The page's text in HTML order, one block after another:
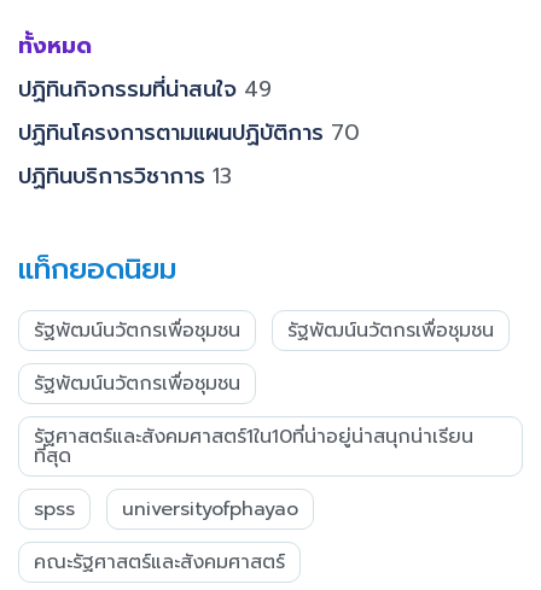
ทั้งหมด
ปฏิทินกิจกรรมที่น่าสนใจ 49
ปฏิทินโครงการตามแผนปฏิบัติการ 70
ปฏิทินบริการวิชาการ 13
แท็กยอดนิยม
รัฐพัฒน์นวัตกรเพื่อชุมชน
รัฐพัฒน์นวัตกรเพื่อชุมชน
รัฐพัฒน์นวัตกรเพื่อชุมชน
รัฐศาสตร์และสังคมศาสตร์1ใน10ที่น่าอยู่น่าสนุกน่าเรียน
ที่สุด
spss
universityofphayao
คณะรัฐศาสตร์และสังคมศาสตร์